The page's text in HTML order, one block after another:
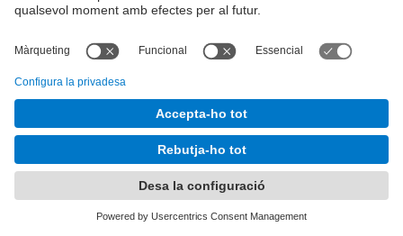
2h
Problemes
0h
Laboratori
Aprenentatge dirigit
0h
Aprenentatge autònom